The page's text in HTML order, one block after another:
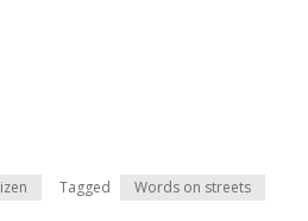
Tagged Words on streets